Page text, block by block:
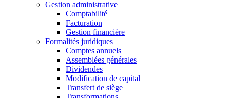
Gestion administrative
Comptabilité
Facturation
Gestion financière
Formalités juridiques
Comptes annuels
Assemblées générales
Dividendes
Modification de capital
Transfert de siège